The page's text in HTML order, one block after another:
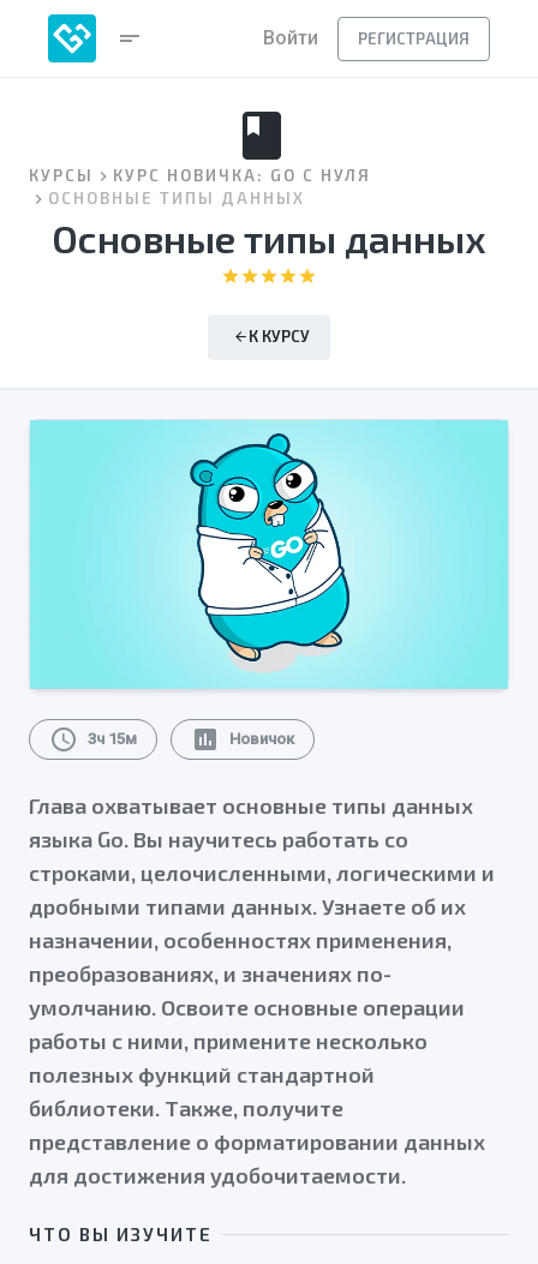
short_text Войти РЕГИСТРАЦИЯ
book
КУРСЫ
КУРС НОВИЧКА: GO С НУЛЯ
ОСНОВНЫЕ ТИПЫ ДАННЫХ
Основные типы данных
starstarstarstarstar
arrow_back К КУРСУ
schedule 3ч 15м assessment Новичок
Глава охватывает основные типы данных
языка Go. Вы научитесь работать со
строками, целочисленными, логическими и
дробными типами данных. Узнаете об их
назначении, особенностях применения,
преобразованиях, и значениях по-
умолчанию. Освоите основные операции
работы с ними, примените несколько
полезных функций стандартной
библиотеки. Также, получите
представление о форматировании данных
для достижения удобочитаемости.
ЧТО ВЫ ИЗУЧИТЕ